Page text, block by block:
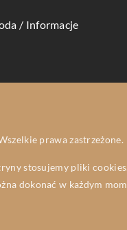
/ Informacje
prawa zastrzeżone.
stosujemy pliki
dokonać w każdym